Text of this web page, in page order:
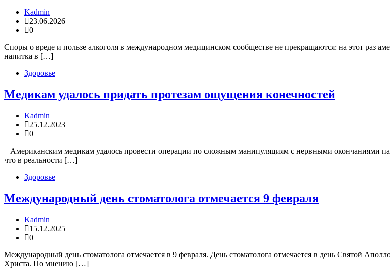
Kadmin
23.06.2026
0
Споры о вреде и пользе алкоголя в международном медицинском сообществе не прекращаются: на этот раз
напитка в […]
Здоровье
Медикам удалось придать протезам ощущения конечностей
Kadmin
25.12.2023
0
Американским медикам удалось провести операции по сложным манипуляциям с нервными окончаниями
что в реальности […]
Здоровье
Международный день стоматолога отмечается 9 февраля
Kadmin
15.12.2025
0
Международный день стоматолога отмечается в 9 февраля. День стоматолога отмечается в день Святой
Христа. По мнению […]